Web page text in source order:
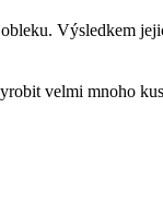
Výsledkem
velmi mnoho